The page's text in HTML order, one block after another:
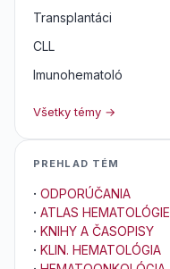
Transplantáci
CLL
Imunohematoló
Všetky témy →
PREHLAD TÉM
· ODPORÚČANIA
· ATLAS HEMATOLÓGIE
· KNIHY A ČASOPISY
· KLIN. HEMATOLÓGIA